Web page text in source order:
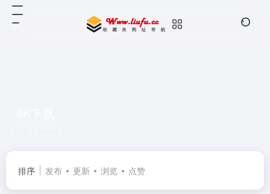
排序 发布 更新 浏览 点赞